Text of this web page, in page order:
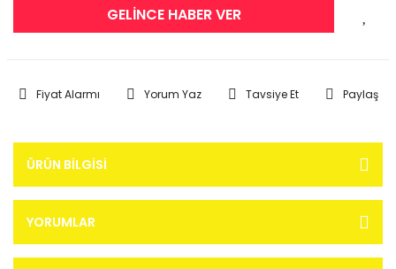
GELİNCE HABER VER
Fiyat Alarmı Yorum Yaz Tavsiye Et Paylaş
ÜRÜN BILGISI
YORUMLAR